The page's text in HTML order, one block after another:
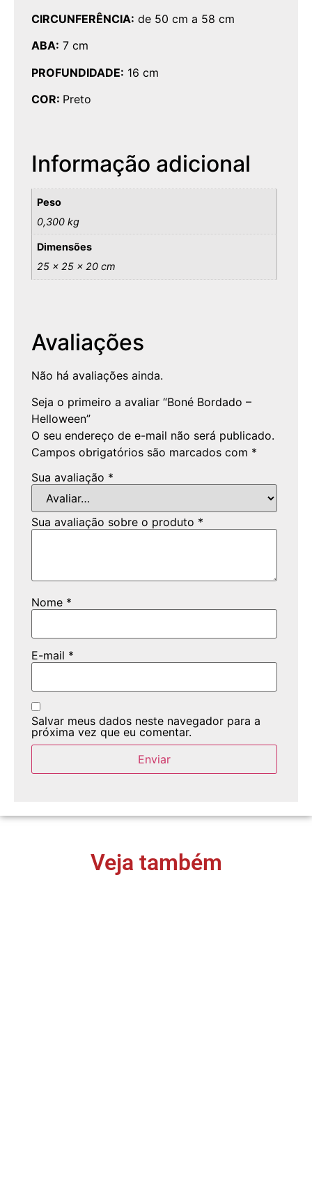
CIRCUNFERÊNCIA: de 50 cm a 58 cm
ABA: 7 cm
PROFUNDIDADE: 16 cm
COR: Preto
Informação adicional
Peso
0,300 kg
Dimensões
25 × 25 × 20 cm
Avaliações
Não há avaliações ainda.
Seja o primeiro a avaliar “Boné Bordado –
Helloween”
O seu endereço de e-mail não será publicado.
Campos obrigatórios são marcados com *
Sua avaliação *
Sua avaliação sobre o produto *
Nome *
E-mail *
Salvar meus dados neste navegador para a
próxima vez que eu comentar.
Veja também